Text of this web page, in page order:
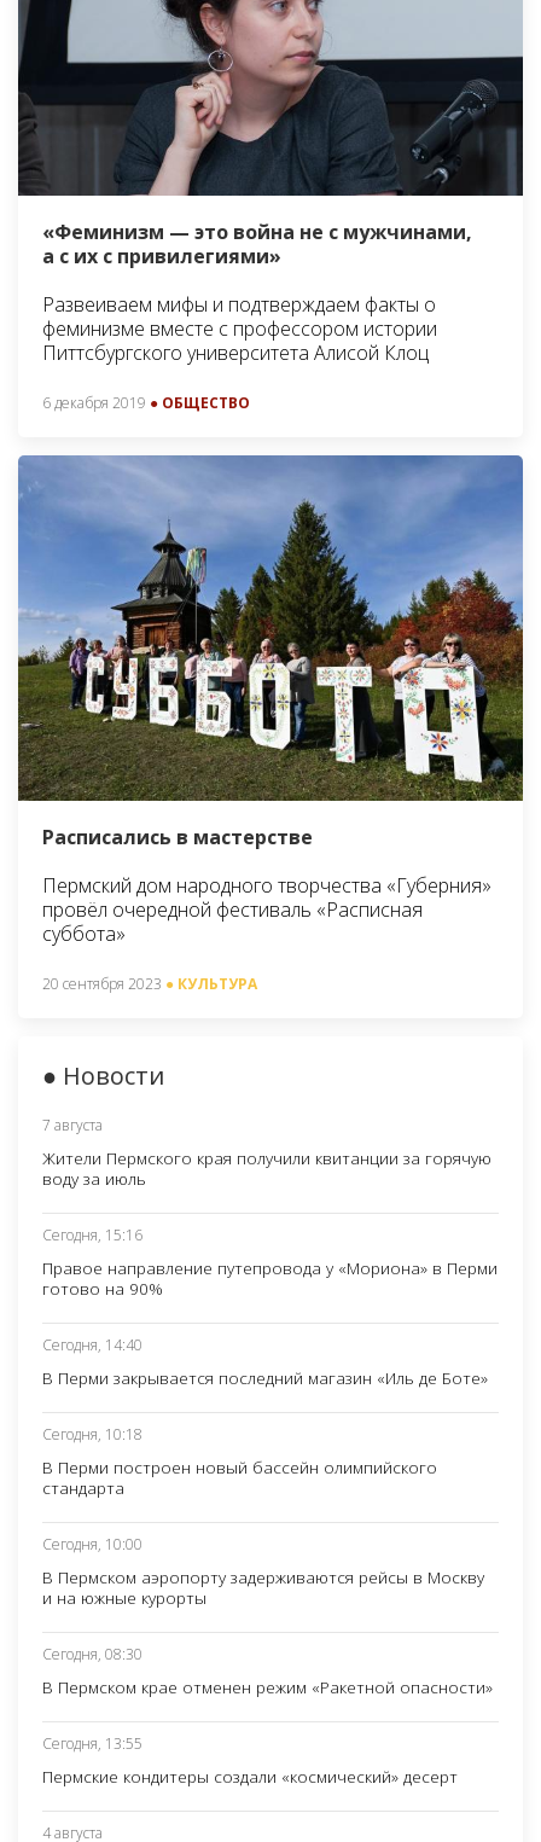
«Феминизм — это война не с мужчинами,
а с их с привилегиями»
Развеиваем мифы и подтверждаем факты о
феминизме вместе с профессором истории
Питтсбургского университета Алисой Клоц
6 декабря 2019 ● ОБЩЕСТВО
Расписались в мастерстве
Пермский дом народного творчества «Губерния»
провёл очередной фестиваль «Расписная
суббота»
20 сентября 2023 ● КУЛЬТУРА
● Новости
7 августа
Жители Пермского края получили квитанции за горячую
воду за июль
Сегодня, 15:16
Правое направление путепровода у «Мориона» в Перми
готово на 90%
Сегодня, 14:40
В Перми закрывается последний магазин «Иль де Боте»
Сегодня, 10:18
В Перми построен новый бассейн олимпийского
стандарта
Сегодня, 10:00
В Пермском аэропорту задерживаются рейсы в Москву
и на южные курорты
Сегодня, 08:30
В Пермском крае отменен режим «Ракетной опасности»
Сегодня, 13:55
Пермские кондитеры создали «космический» десерт
4 августа